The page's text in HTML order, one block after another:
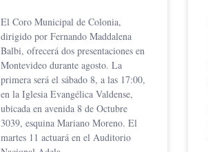
El Coro Municipal de Colonia,
dirigido por Fernando Maddalena
Balbi, ofrecerá dos presentaciones en
Montevideo durante agosto. La
primera será el sábado 8, a las 17:00,
en la Iglesia Evangélica Valdense,
ubicada en avenida 8 de Octubre
3039, esquina Mariano Moreno. El
martes 11 actuará en el Auditorio